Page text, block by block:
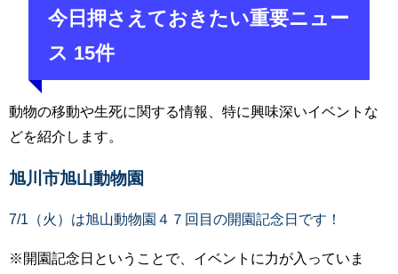
今日押さえておきたい重要ニュー
ス 15件
動物の移動や生死に関する情報、特に興味深いイベントな
どを紹介します。
旭川市旭山動物園
7/1（火）は旭山動物園４７回目の開園記念日です！
※開園記念日ということで、イベントに力が入っていま